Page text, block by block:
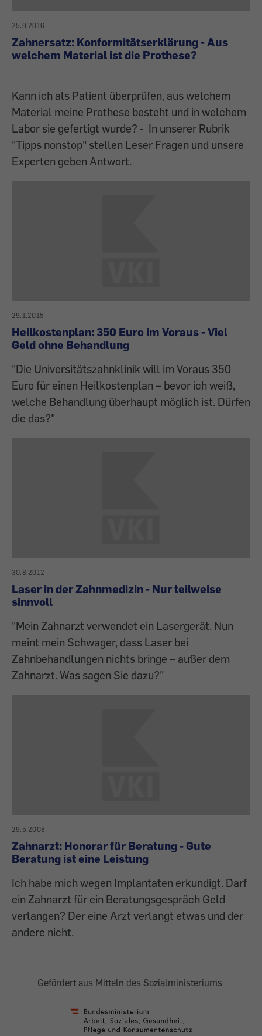
25.9.2016
Zahnersatz: Konformitätserklärung - Aus
welchem Material ist die Prothese?
Kann ich als Patient überprüfen, aus welchem
Material meine Prothese besteht und in welchem
Labor sie gefertigt wurde? - In unserer Rubrik
"Tipps nonstop" stellen Leser Fragen und unsere
Experten geben Antwort.
29.1.2015
Heilkostenplan: 350 Euro im Voraus - Viel
Geld ohne Behandlung
"Die Universitätszahnklinik will im Voraus 350
Euro für einen Heilkostenplan – bevor ich weiß,
welche Behandlung überhaupt möglich ist. Dürfen
die das?"
30.8.2012
Laser in der Zahnmedizin - Nur teilweise
sinnvoll
"Mein Zahnarzt verwendet ein Lasergerät. Nun
meint mein Schwager, dass Laser bei
Zahnbehandlungen nichts bringe – außer dem
Zahnarzt. Was sagen Sie dazu?"
29.5.2008
Zahnarzt: Honorar für Beratung - Gute
Beratung ist eine Leistung
Ich habe mich wegen Implantaten erkundigt. Darf
ein Zahnarzt für ein Beratungsgespräch Geld
verlangen? Der eine Arzt verlangt etwas und der
andere nicht.
Gefördert aus Mitteln des Sozialministeriums